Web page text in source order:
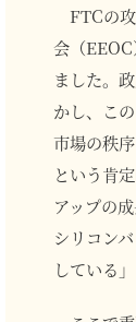
FTCの
会（
ました。
かし、こ
市場の秩
という肯
アップの
シリコン
している